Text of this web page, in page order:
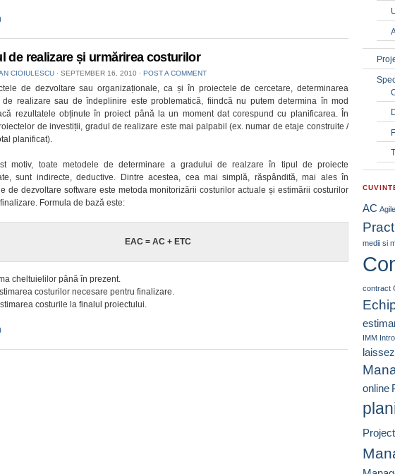
de realizare și urmărirea costurilor
CIOIULESCU ⋅ SEPTEMBER 16, 2010 ⋅ POST A COMMENT
de dezvoltare sau organizaționale, ca și în proiectele de cercetare, determinarea
de realizare sau de îndeplinire este problematică, fiindcă nu putem determina în mod
rezultatele obținute în proiect până la un moment dat corespund cu planificarea. În
de investiții, gradul de realizare este mai palpabil (ex. numar de etaje construite /
planificat).
motiv, toate metodele de determinare a gradului de realzare în tipul de proiecte
sunt indirecte, deductive. Dintre acestea, cea mai simplă, răspândită, mai ales în
de dezvoltare software este metoda monitorizării costurilor actuale și estimării costurilor
Formula de bază este:
EAC = AC + ETC
cheltuielilor până în prezent.
costurilor necesare pentru finalizare.
costurile la finalul proiectului.
AC Agile
medii si
contract
IMM
online